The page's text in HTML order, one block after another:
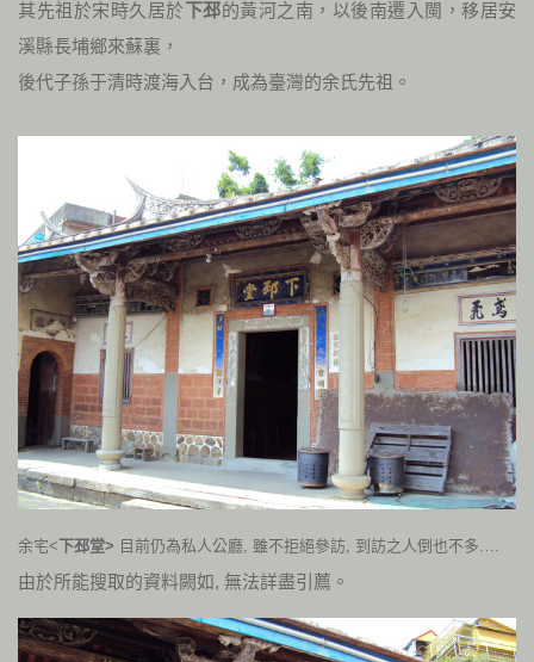
其先祖於宋時久居於下邳的黃河之南，以後南遷入閩，移居安
溪縣長埔鄉來蘇裏，
後代子孫于清時渡海入台，成為臺灣的余氏先祖。
余宅<下邳堂> 目前仍為私人公廳, 雖不拒絕參訪, 到訪之人倒也不多….
由於所能搜取的資料闕如, 無法詳盡引薦。